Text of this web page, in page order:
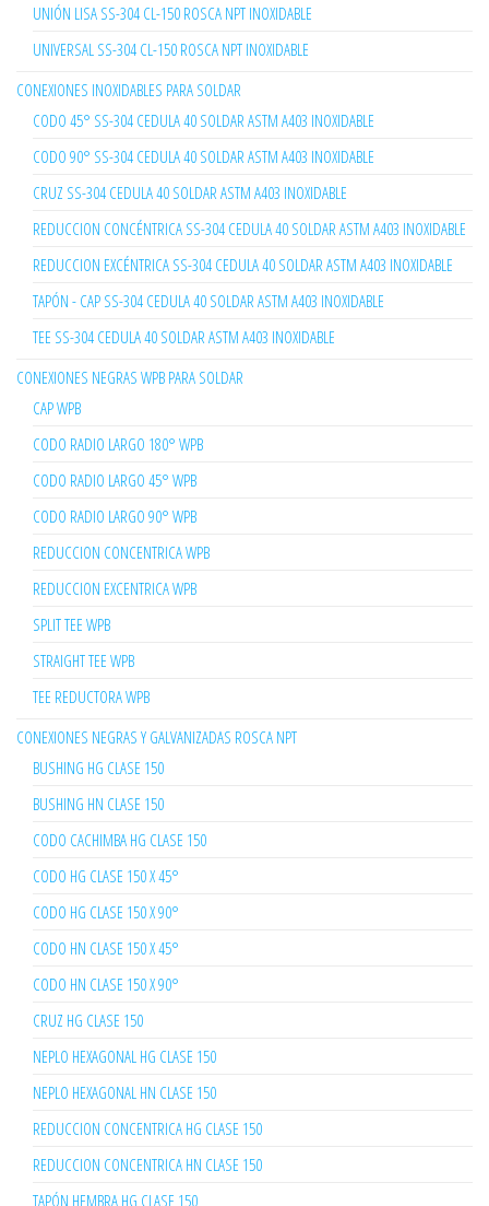
UNIÓN LISA SS-304 CL-150 ROSCA NPT INOXIDABLE
UNIVERSAL SS-304 CL-150 ROSCA NPT INOXIDABLE
CONEXIONES INOXIDABLES PARA SOLDAR
CODO 45° SS-304 CEDULA 40 SOLDAR ASTM A403 INOXIDABLE
CODO 90° SS-304 CEDULA 40 SOLDAR ASTM A403 INOXIDABLE
CRUZ SS-304 CEDULA 40 SOLDAR ASTM A403 INOXIDABLE
REDUCCION CONCÉNTRICA SS-304 CEDULA 40 SOLDAR ASTM A403 INOXIDABLE
REDUCCION EXCÉNTRICA SS-304 CEDULA 40 SOLDAR ASTM A403 INOXIDABLE
TAPÓN - CAP SS-304 CEDULA 40 SOLDAR ASTM A403 INOXIDABLE
TEE SS-304 CEDULA 40 SOLDAR ASTM A403 INOXIDABLE
CONEXIONES NEGRAS WPB PARA SOLDAR
CAP WPB
CODO RADIO LARGO 180° WPB
CODO RADIO LARGO 45° WPB
CODO RADIO LARGO 90° WPB
REDUCCION CONCENTRICA WPB
REDUCCION EXCENTRICA WPB
SPLIT TEE WPB
STRAIGHT TEE WPB
TEE REDUCTORA WPB
CONEXIONES NEGRAS Y GALVANIZADAS ROSCA NPT
BUSHING HG CLASE 150
BUSHING HN CLASE 150
CODO CACHIMBA HG CLASE 150
CODO HG CLASE 150 X 45°
CODO HG CLASE 150 X 90°
CODO HN CLASE 150 X 45°
CODO HN CLASE 150 X 90°
CRUZ HG CLASE 150
NEPLO HEXAGONAL HG CLASE 150
NEPLO HEXAGONAL HN CLASE 150
REDUCCION CONCENTRICA HG CLASE 150
REDUCCION CONCENTRICA HN CLASE 150
TAPÓN HEMBRA HG CLASE 150